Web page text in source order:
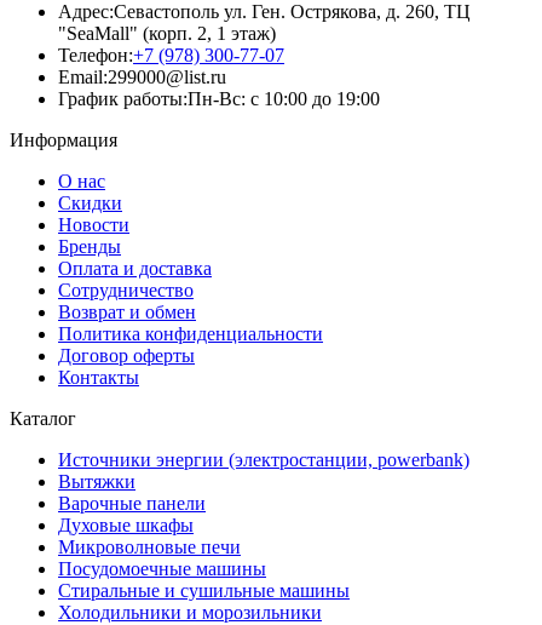
Адрес:Севастополь ул. Ген. Острякова, д. 260, ТЦ
"SeaMall" (корп. 2, 1 этаж)
Телефон:+7 (978) 300-77-07
Email:299000@list.ru
График работы:Пн-Вс: с 10:00 до 19:00
Информация
О нас
Скидки
Новости
Бренды
Оплата и доставка
Сотрудничество
Возврат и обмен
Политика конфиденциальности
Договор оферты
Контакты
Каталог
Источники энергии (электростанции, powerbank)
Вытяжки
Варочные панели
Духовые шкафы
Микроволновые печи
Посудомоечные машины
Стиральные и сушильные машины
Холодильники и морозильники